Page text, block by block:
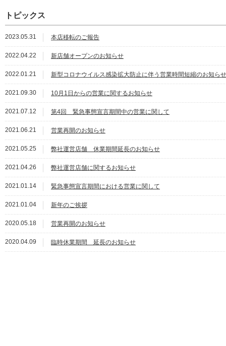
トピックス
2023.05.31 本店移転のご報告
2022.04.22 新店舗オープンのお知らせ
2022.01.21 新型コロナウイルス感染拡大防止に伴う営業時間短縮のお知らせ
2021.09.30 10月1日からの営業に関するお知らせ
2021.07.12 第4回 緊急事態宣言期間中の営業に関して
2021.06.21 営業再開のお知らせ
2021.05.25 弊社運営店舗 休業期間延長のお知らせ
2021.04.26 弊社運営店舗に関するお知らせ
2021.01.14 緊急事態宣言期間における営業に関して
2021.01.04 新年のご挨拶
2020.05.18 営業再開のお知らせ
2020.04.09 臨時休業期間 延長のお知らせ